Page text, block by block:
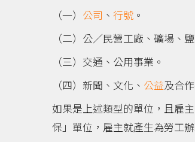
（一） 公司 、 行號 。
（二）公／民營工廠、礦場、
（三）交通、公用事業。
（四）新聞、文化、 公益及合
如果是上述類型的單位，且雇
保」單位，雇主就產生為勞工